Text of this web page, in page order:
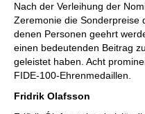
Nach der Verleihung der
Zeremonie die Sonderpreise
denen Personen geehrt
einen bedeutenden Beitrag
geleistet haben. Acht
FIDE-100-Ehrenmedaillen.
Fridrik Olafsson